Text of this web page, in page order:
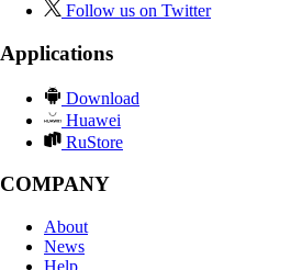
Follow us on Twitter
Applications
Download
Huawei
RuStore
COMPANY
About
News
Help